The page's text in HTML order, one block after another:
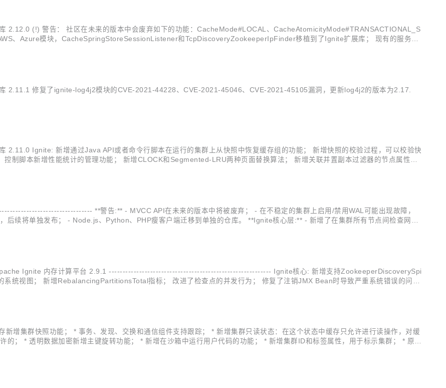
2.12.0 (!) 警告： 社区在未来的版本中会废弃如下的功能：CacheMode#LOCAL、CacheAtomicityMode#TRANSACTIONAL_S
、Azure模块，CacheSpringStoreSessionListener和TcpDiscoveryZookeeperIpFinder移植到了Ignite扩展库； 现有的服务网
2.11.1 修复了ignite-log4j2模块的CVE-2021-44228、CVE-2021-45046、CVE-2021-45105漏洞，更新log4j2的版本为2.17.
Ignite: 新增通过Java API或者命令行脚本在运行的集群上从快照中恢复缓存组的功能； 新增快照的校验过程，可以校验快
制脚本新增性能统计的管理功能； 新增CLOCK和Segmented-LRU两种页面替换算法； 新增关联并置副本过滤器的节点属性；
**警告:** - MVCC API在未来的版本中将被废弃； - 在不稳定的集群上启用/禁用WAL可能出现故障，
续将单独发布； - Node.js、Python、PHP瘦客户端迁移到单独的仓库。 **Ignite核心层:** - 新增了在集群所有节点间检查网络
Ignite 内存计算平台 2.9.1 ----------------------------------------------------------- Ignite核心: 新增支持ZookeeperDiscoverySpi
统视图； 新增RebalancingPartitionsTotal指标； 改进了检查点的并发行为； 修复了注销JMX Bean时导致严重系统错误的问
增集群快照功能； * 事务、发现、交换和通信组件支持跟踪； * 新增集群只读状态：在这个状态中缓存只允许进行读操作，对缓
的； * 透明数据加密新增主键旋转功能； * 新增在沙箱中运行用户代码的功能； * 新增集群ID和标签属性，用于标示集群； * 原生